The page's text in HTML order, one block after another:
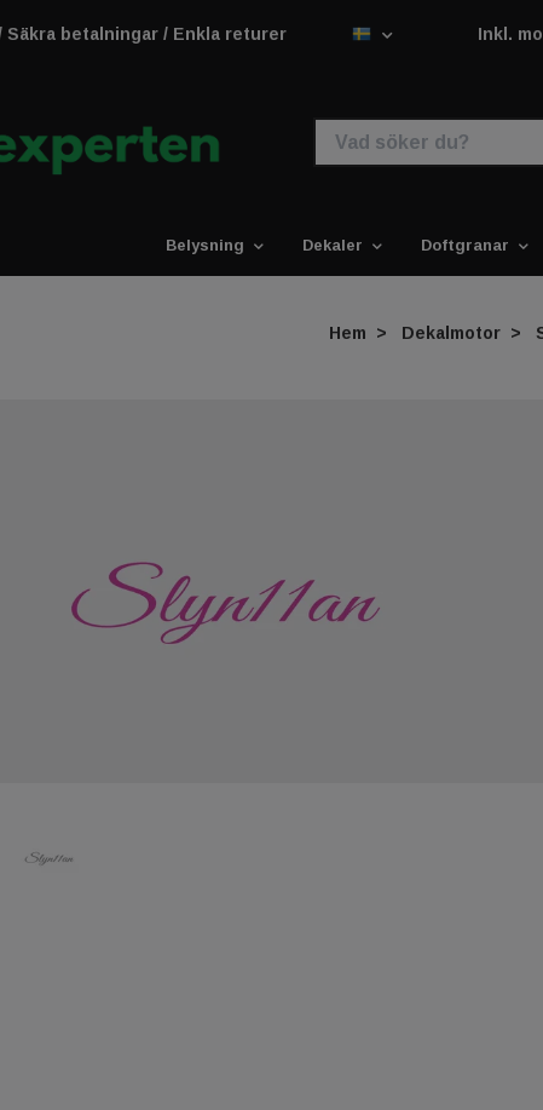
Säkra betalningar / Enkla returer Inkl.
Belysning Dekaler Doftgranar
Hem Dekalmotor